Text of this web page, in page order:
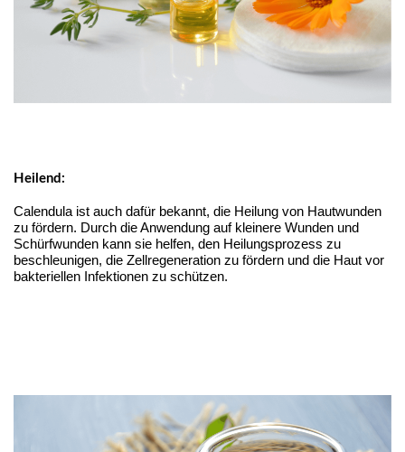
Heilend:
Calendula ist auch dafür bekannt, die Heilung von Hautwunden
zu fördern. Durch die Anwendung auf kleinere Wunden und
Schürfwunden kann sie helfen, den Heilungsprozess zu
beschleunigen, die Zellregeneration zu fördern und die Haut vor
bakteriellen Infektionen zu schützen.